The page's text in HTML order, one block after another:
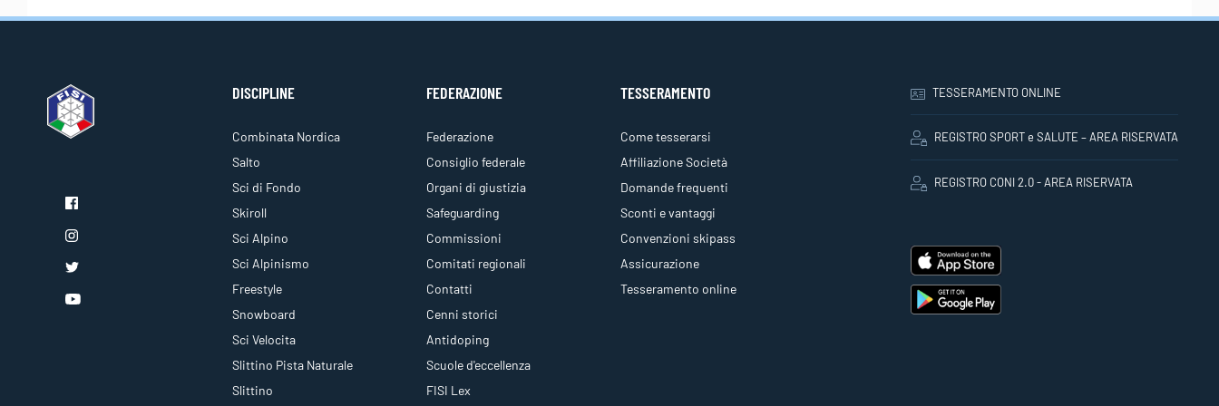
DISCIPLINE
Combinata Nordica
Salto
Sci di Fondo
Skiroll
Sci Alpino
Sci Alpinismo
Freestyle
Snowboard
Sci Velocita
Slittino Pista Naturale
Slittino
FEDERAZIONE
Federazione
Consiglio federale
Organi di giustizia
Safeguarding
Commissioni
Comitati regionali
Contatti
Cenni storici
Antidoping
Scuole d'eccellenza
FISI Lex
TESSERAMENTO
Come tesserarsi
Affiliazione Società
Domande frequenti
Sconti e vantaggi
Convenzioni skipass
Assicurazione
Tesseramento online
TESSERAMENTO ONLINE
REGISTRO SPORT e SALUTE – AREA RISERVATA
REGISTRO CONI 2.0 - AREA RISERVATA